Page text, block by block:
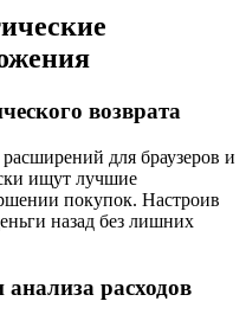
возврата
для браузеров и
ищут лучшие
покупок. Настроив
назад без лишних
расходов